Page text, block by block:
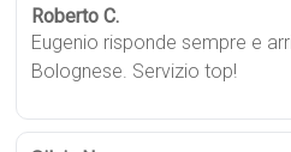
Roberto C.
Eugenio risponde sempre e
Bolognese. Servizio top!